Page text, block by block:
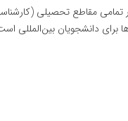
تمامی مقاطع تحصیلی
برای دانشجویان بین‌المللی